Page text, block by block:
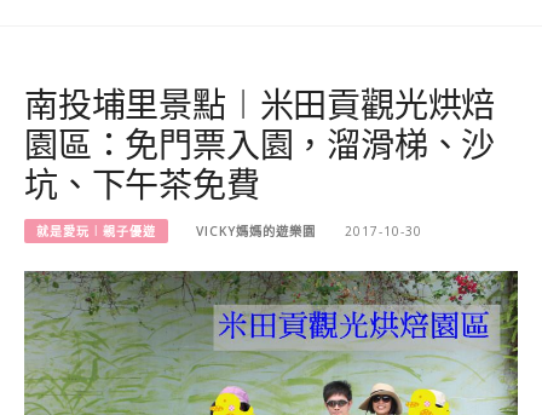
南投埔里景點︱米田貢觀光烘焙
園區：免門票入園，溜滑梯、沙
坑、下午茶免費
就是愛玩︱親子優遊 VICKY媽媽的遊樂園 2017-10-30